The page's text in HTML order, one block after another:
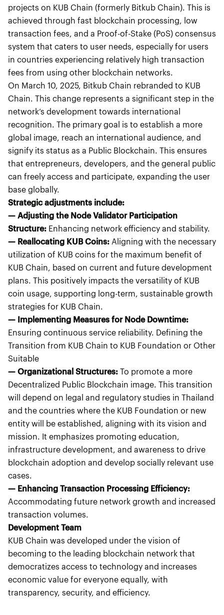
projects on KUB Chain (formerly Bitkub Chain). This is
achieved through fast blockchain processing, low
transaction fees, and a Proof-of-Stake (PoS) consensus
system that caters to user needs, especially for users
in countries experiencing relatively high transaction
fees from using other blockchain networks.
On March 10, 2025, Bitkub Chain rebranded to KUB
Chain. This change represents a significant step in the
network’s development towards international
recognition. The primary goal is to establish a more
global image, reach an international audience, and
signify its status as a Public Blockchain. This ensures
that entrepreneurs, developers, and the general public
can freely access and participate, expanding the user
base globally.
Strategic adjustments include:
— Adjusting the Node Validator Participation
Structure: Enhancing network efficiency and stability.
— Reallocating KUB Coins:Aligning with the necessary
utilization of KUB coins for the maximum benefit of
KUB Chain, based on current and future development
plans. This positively impacts the versatility of KUB
coin usage, supporting long-term, sustainable growth
strategies for KUB Chain.
— Implementing Measures for Node Downtime:
Ensuring continuous service reliability. Defining the
Transition from KUB Chain to KUB Foundation or Other
Suitable
— Organizational Structures:To promote a more
Decentralized Public Blockchain image. This transition
will depend on legal and regulatory studies in Thailand
and the countries where the KUB Foundation or new
entity will be established, aligning with its vision and
mission. It emphasizes promoting education,
infrastructure development, and awareness to drive
blockchain adoption and develop socially relevant use
cases.
— Enhancing Transaction Processing Efficiency:
Accommodating future network growth and increased
transaction volumes.
Development Team
KUB Chain was developed under the vision of
becoming to the leading blockchain network that
democratizes access to technology and increases
economic value for everyone equally, with
transparency, security, and efficiency.